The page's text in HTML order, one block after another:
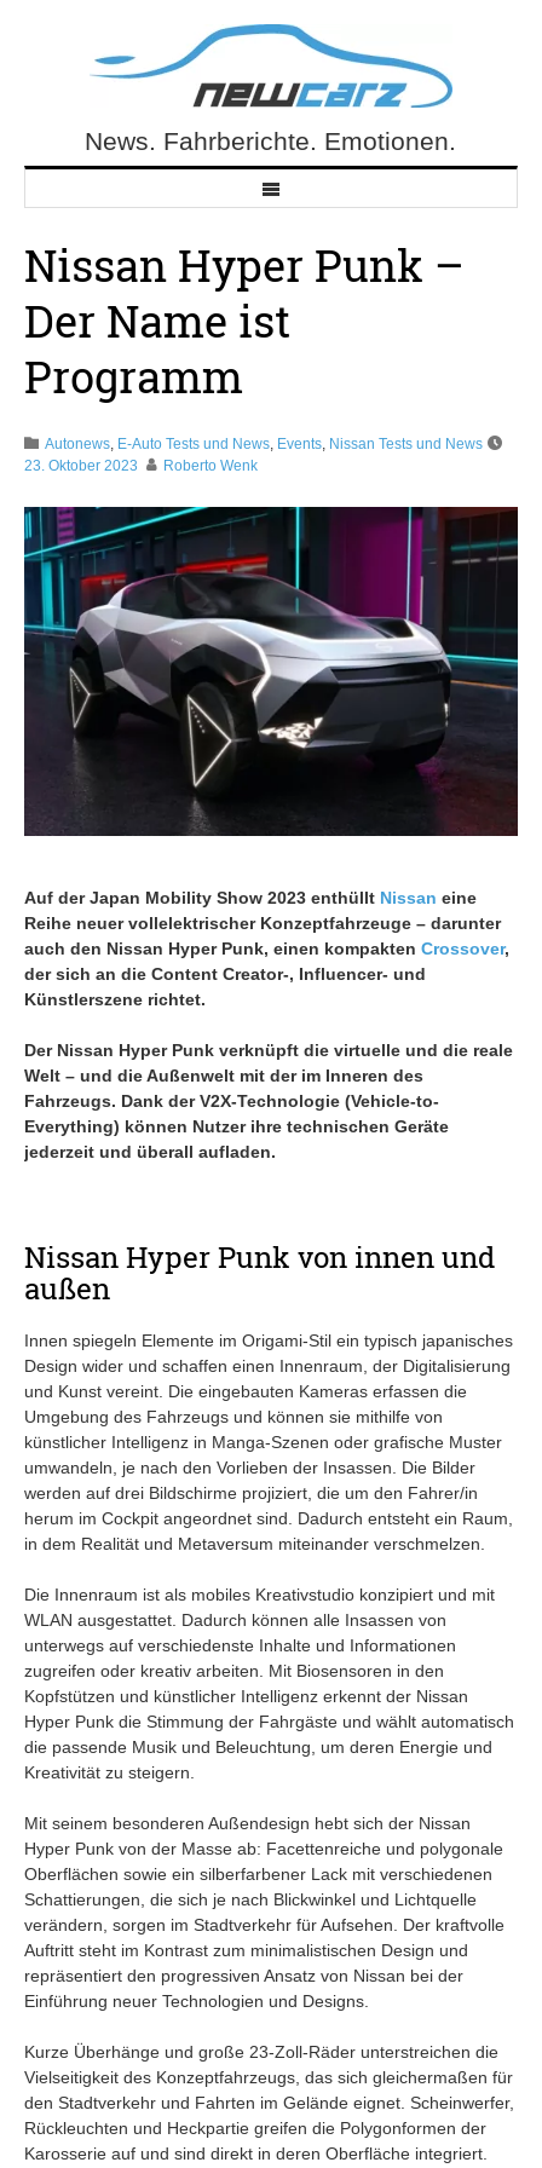
NewCarz.deNews. Fahrberichte. Emotionen.
Nissan Hyper Punk –
Der Name ist
Programm
Autonews, E-Auto Tests und News, Events, Nissan Tests und News
23. Oktober 2023
Roberto Wenk
Auf der Japan Mobility Show 2023 enthüllt Nissan eine
Reihe neuer vollelektrischer Konzeptfahrzeuge – darunter
auch den Nissan Hyper Punk, einen kompakten Crossover,
der sich an die Content Creator-, Influencer- und
Künstlerszene richtet.
Der Nissan Hyper Punk verknüpft die virtuelle und die reale
Welt – und die Außenwelt mit der im Inneren des
Fahrzeugs. Dank der V2X-Technologie (Vehicle-to-
Everything) können Nutzer ihre technischen Geräte
jederzeit und überall aufladen.
Nissan Hyper Punk von innen und
außen
Innen spiegeln Elemente im Origami-Stil ein typisch japanisches
Design wider und schaffen einen Innenraum, der Digitalisierung
und Kunst vereint. Die eingebauten Kameras erfassen die
Umgebung des Fahrzeugs und können sie mithilfe von
künstlicher Intelligenz in Manga-Szenen oder grafische Muster
umwandeln, je nach den Vorlieben der Insassen. Die Bilder
werden auf drei Bildschirme projiziert, die um den Fahrer/in
herum im Cockpit angeordnet sind. Dadurch entsteht ein Raum,
in dem Realität und Metaversum miteinander verschmelzen.
Die Innenraum ist als mobiles Kreativstudio konzipiert und mit
WLAN ausgestattet. Dadurch können alle Insassen von
unterwegs auf verschiedenste Inhalte und Informationen
zugreifen oder kreativ arbeiten. Mit Biosensoren in den
Kopfstützen und künstlicher Intelligenz erkennt der Nissan
Hyper Punk die Stimmung der Fahrgäste und wählt automatisch
die passende Musik und Beleuchtung, um deren Energie und
Kreativität zu steigern.
Mit seinem besonderen Außendesign hebt sich der Nissan
Hyper Punk von der Masse ab: Facettenreiche und polygonale
Oberflächen sowie ein silberfarbener Lack mit verschiedenen
Schattierungen, die sich je nach Blickwinkel und Lichtquelle
verändern, sorgen im Stadtverkehr für Aufsehen. Der kraftvolle
Auftritt steht im Kontrast zum minimalistischen Design und
repräsentiert den progressiven Ansatz von Nissan bei der
Einführung neuer Technologien und Designs.
Kurze Überhänge und große 23-Zoll-Räder unterstreichen die
Vielseitigkeit des Konzeptfahrzeugs, das sich gleichermaßen für
den Stadtverkehr und Fahrten im Gelände eignet. Scheinwerfer,
Rückleuchten und Heckpartie greifen die Polygonformen der
Karosserie auf und sind direkt in deren Oberfläche integriert.